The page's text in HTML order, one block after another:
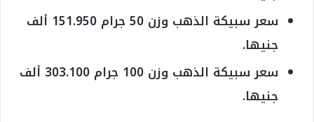
سعر سبيكة الذهب وزن 50 جرام 151.950 ألف
جنيها.
سعر سبيكة الذهب وزن 100 جرام 303.100 ألف
جنيها.